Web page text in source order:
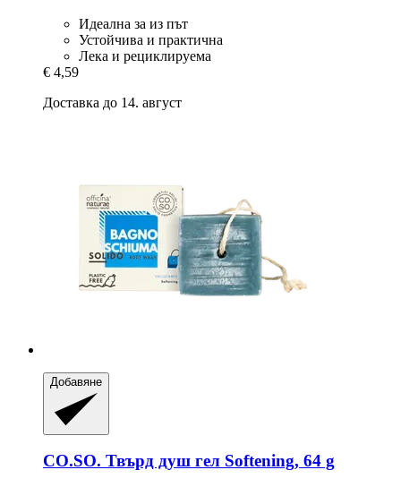
Идеална за из път
Устойчива и практична
Лека и рециклируема
€ 4,59
Доставка до 14. август
Добавяне
CO.SO. Твърд душ гел Softening, 64 g